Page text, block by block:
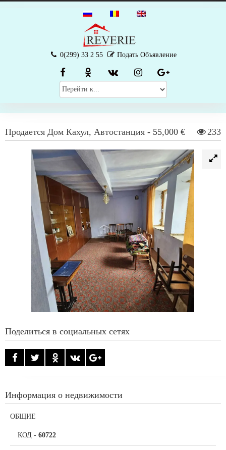
0(299) 33 2 55 Подать Объявление
Продается Дом Кахул, Автостанция - 55,000 € 233
Поделиться в социальных сетях
Информация о недвижимости
ОБЩИЕ
КОД - 60722